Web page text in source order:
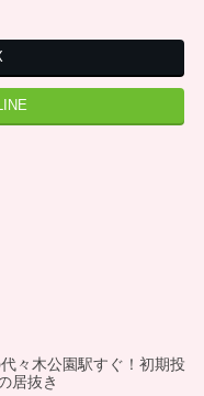
LINE
々木公園駅すぐ！初期投
居抜き